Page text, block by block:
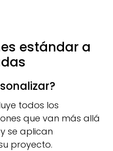
estándar a
todos los
que van más allá
se aplican
proyecto.